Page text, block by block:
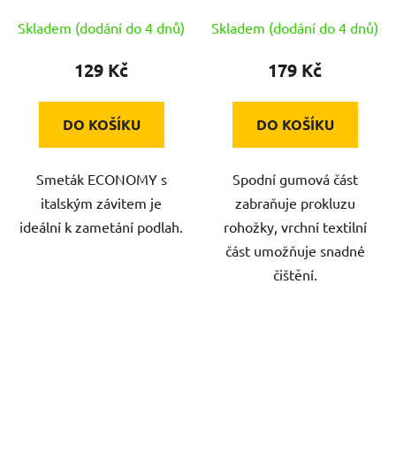
Skladem (dodání do 4 dnů)
129 Kč
DO KOŠÍKU
Smeták ECONOMY s
italským závitem je
ideální k zametání podlah.
Skladem (dodání do 4 dnů)
179 Kč
DO KOŠÍKU
Spodní gumová část
zabraňuje prokluzu
rohožky, vrchní textilní
část umožňuje snadné
čištění.